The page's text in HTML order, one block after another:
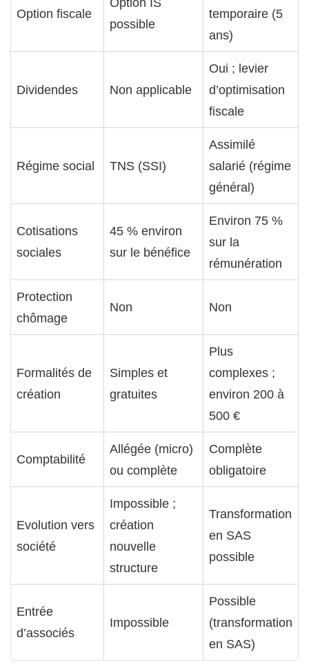
Option fiscale
possible
temporaire (5
ans)
Dividendes Non applicable
Oui ; levier
d’optimisation
fiscale
Régime social TNS (SSI)
Assimilé
salarié (régime
général)
Cotisations
sociales
45 % environ
sur le bénéfice
Environ 75 %
sur la
rémunération
Protection
chômage
Non Non
Formalités de
création
Simples et
gratuites
Plus
complexes ;
environ 200 à
500 €
Comptabilité
Allégée (micro)
ou complète
Complète
obligatoire
Evolution vers
société
Impossible ;
création
nouvelle
structure
Transformation
en SAS
possible
Entrée
d’associés
Impossible
Possible
(transformation
en SAS)